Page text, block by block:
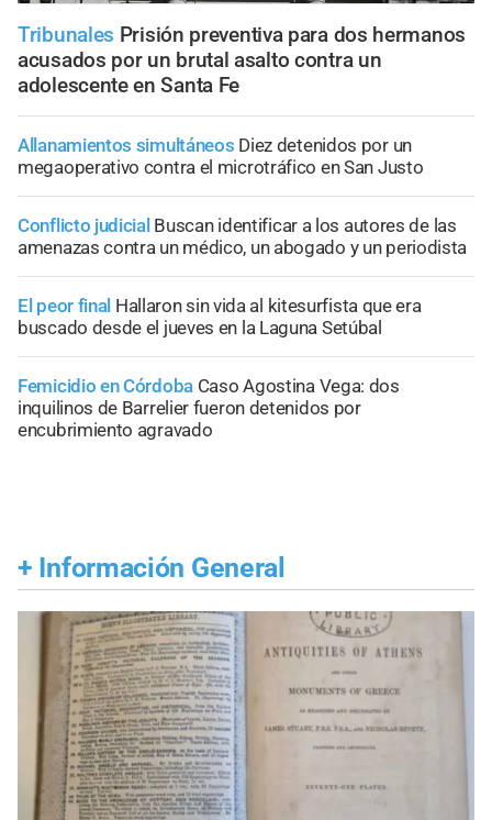
Tribunales Prisión preventiva para dos hermanos
acusados por un brutal asalto contra un
adolescente en Santa Fe
Allanamientos simultáneos Diez detenidos por un
megaoperativo contra el microtráfico en San Justo
Conflicto judicial Buscan identificar a los autores de las
amenazas contra un médico, un abogado y un periodista
El peor final Hallaron sin vida al kitesurfista que era
buscado desde el jueves en la Laguna Setúbal
Femicidio en Córdoba Caso Agostina Vega: dos
inquilinos de Barrelier fueron detenidos por
encubrimiento agravado
+ Información General